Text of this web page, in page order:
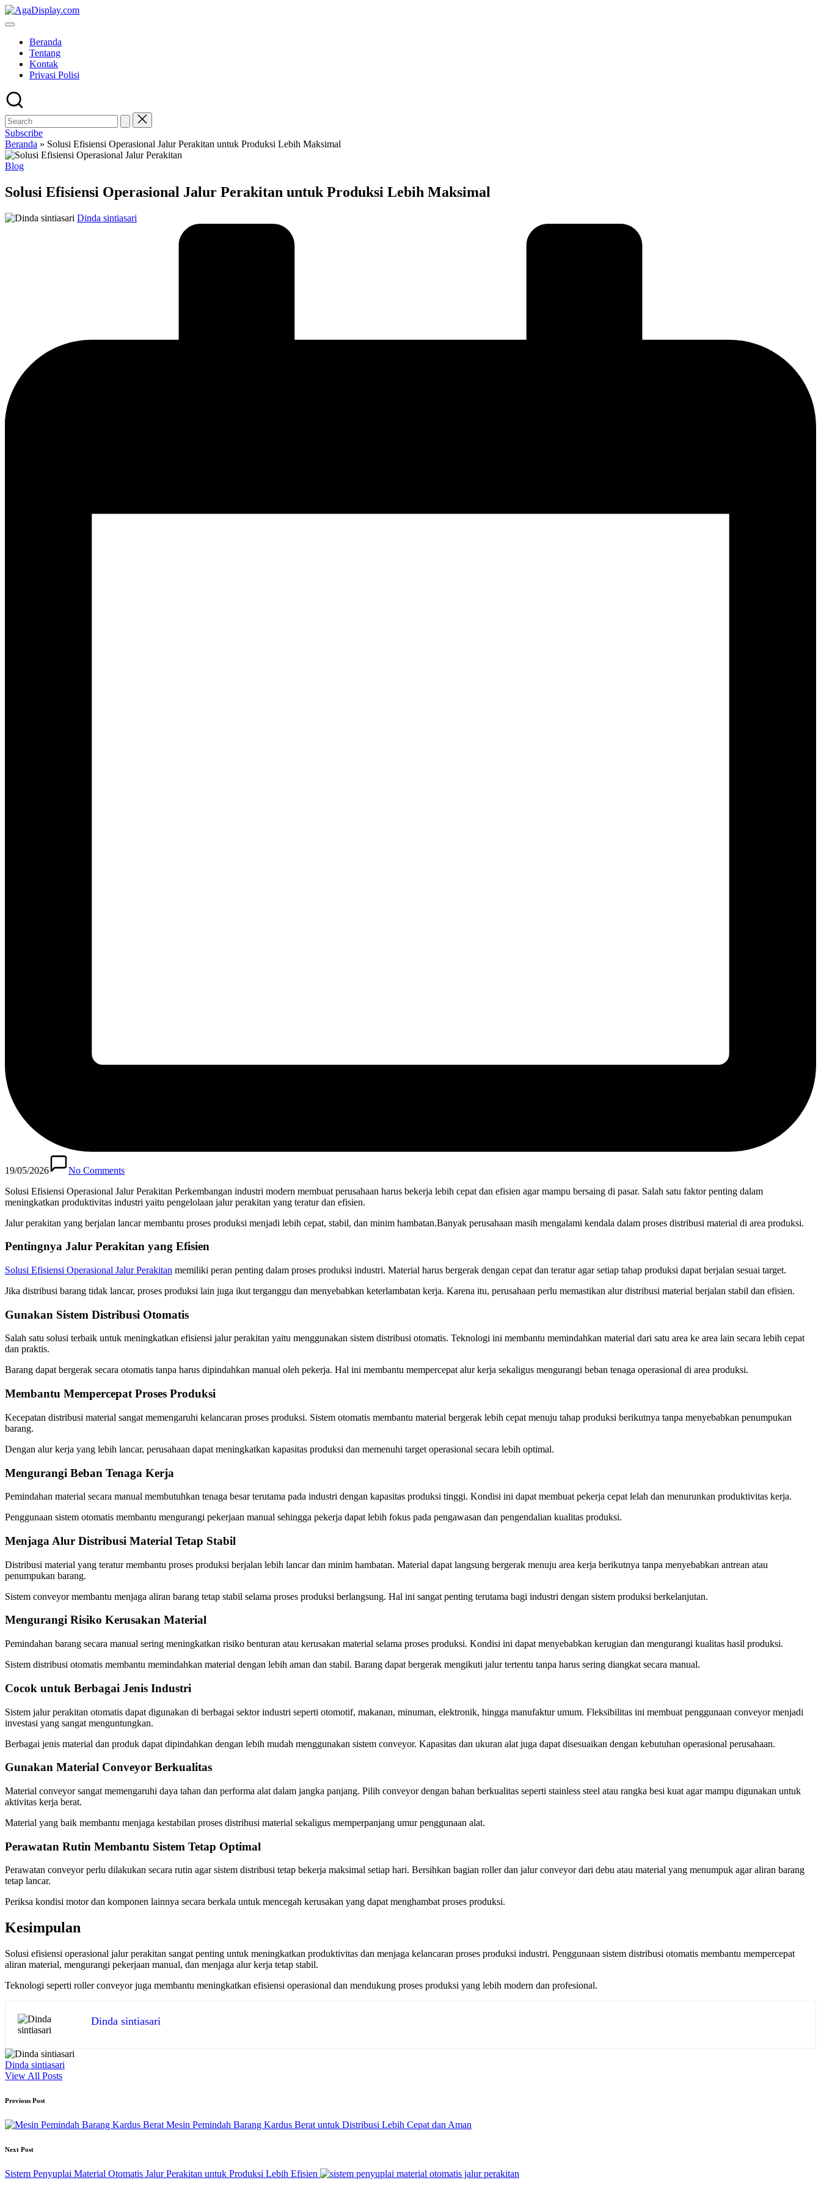
Skip
to
Beranda
Tentang
Kontak
Privasi Polisi
Subscribe
Beranda » Solusi Efisiensi Operasional Jalur Perakitan untuk Produksi Lebih Maksimal
Posted
Blog
Solusi Efisiensi Operasional Jalur Perakitan untuk Produksi Lebih Maksimal
Posted
Dinda sintiasari
19/05/2026
No Comments
Solusi Efisiensi Operasional Jalur Perakitan Perkembangan industri modern membuat perusahaan harus bekerja lebih cepat dan efisien agar mampu bersaing di pasar. Salah satu faktor penting dalam
meningkatkan produktivitas industri yaitu pengelolaan jalur perakitan yang teratur dan efisien.
Jalur perakitan yang berjalan lancar membantu proses produksi menjadi lebih cepat, stabil, dan minim hambatan.Banyak perusahaan masih mengalami kendala dalam proses distribusi material di area produksi.
Pentingnya Jalur Perakitan yang Efisien
Solusi Efisiensi Operasional Jalur Perakitan memiliki peran penting dalam proses produksi industri. Material harus bergerak dengan cepat dan teratur agar setiap tahap produksi dapat berjalan sesuai target.
Jika distribusi barang tidak lancar, proses produksi lain juga ikut terganggu dan menyebabkan keterlambatan kerja. Karena itu, perusahaan perlu memastikan alur distribusi material berjalan stabil dan efisien.
Gunakan Sistem Distribusi Otomatis
Salah satu solusi terbaik untuk meningkatkan efisiensi jalur perakitan yaitu menggunakan sistem distribusi otomatis. Teknologi ini membantu memindahkan material dari satu area ke area lain secara lebih cepat
dan praktis.
Barang dapat bergerak secara otomatis tanpa harus dipindahkan manual oleh pekerja. Hal ini membantu mempercepat alur kerja sekaligus mengurangi beban tenaga operasional di area produksi.
Membantu Mempercepat Proses Produksi
Kecepatan distribusi material sangat memengaruhi kelancaran proses produksi. Sistem otomatis membantu material bergerak lebih cepat menuju tahap produksi berikutnya tanpa menyebabkan penumpukan
barang.
Dengan alur kerja yang lebih lancar, perusahaan dapat meningkatkan kapasitas produksi dan memenuhi target operasional secara lebih optimal.
Mengurangi Beban Tenaga Kerja
Pemindahan material secara manual membutuhkan tenaga besar terutama pada industri dengan kapasitas produksi tinggi. Kondisi ini dapat membuat pekerja cepat lelah dan menurunkan produktivitas kerja.
Penggunaan sistem otomatis membantu mengurangi pekerjaan manual sehingga pekerja dapat lebih fokus pada pengawasan dan pengendalian kualitas produksi.
Menjaga Alur Distribusi Material Tetap Stabil
Distribusi material yang teratur membantu proses produksi berjalan lebih lancar dan minim hambatan. Material dapat langsung bergerak menuju area kerja berikutnya tanpa menyebabkan antrean atau
penumpukan barang.
Sistem conveyor membantu menjaga aliran barang tetap stabil selama proses produksi berlangsung. Hal ini sangat penting terutama bagi industri dengan sistem produksi berkelanjutan.
Mengurangi Risiko Kerusakan Material
Pemindahan barang secara manual sering meningkatkan risiko benturan atau kerusakan material selama proses produksi. Kondisi ini dapat menyebabkan kerugian dan mengurangi kualitas hasil produksi.
Sistem distribusi otomatis membantu memindahkan material dengan lebih aman dan stabil. Barang dapat bergerak mengikuti jalur tertentu tanpa harus sering diangkat secara manual.
Cocok untuk Berbagai Jenis Industri
Sistem jalur perakitan otomatis dapat digunakan di berbagai sektor industri seperti otomotif, makanan, minuman, elektronik, hingga manufaktur umum. Fleksibilitas ini membuat penggunaan conveyor menjadi
investasi yang sangat menguntungkan.
Berbagai jenis material dan produk dapat dipindahkan dengan lebih mudah menggunakan sistem conveyor. Kapasitas dan ukuran alat juga dapat disesuaikan dengan kebutuhan operasional perusahaan.
Gunakan Material Conveyor Berkualitas
Material conveyor sangat memengaruhi daya tahan dan performa alat dalam jangka panjang. Pilih conveyor dengan bahan berkualitas seperti stainless steel atau rangka besi kuat agar mampu digunakan untuk
aktivitas kerja berat.
Material yang baik membantu menjaga kestabilan proses distribusi material sekaligus memperpanjang umur penggunaan alat.
Perawatan Rutin Membantu Sistem Tetap Optimal
Perawatan conveyor perlu dilakukan secara rutin agar sistem distribusi tetap bekerja maksimal setiap hari. Bersihkan bagian roller dan jalur conveyor dari debu atau material yang menumpuk agar aliran barang
tetap lancar.
Periksa kondisi motor dan komponen lainnya secara berkala untuk mencegah kerusakan yang dapat menghambat proses produksi.
Kesimpulan
Solusi efisiensi operasional jalur perakitan sangat penting untuk meningkatkan produktivitas dan menjaga kelancaran proses produksi industri. Penggunaan sistem distribusi otomatis membantu mempercepat
aliran material, mengurangi pekerjaan manual, dan menjaga alur kerja tetap stabil.
Teknologi seperti roller conveyor juga membantu meningkatkan efisiensi operasional dan mendukung proses produksi yang lebih modern dan profesional.
Dinda sintiasari
Dinda sintiasari
View All Posts
Post
navigation
Previous Post
Mesin Pemindah Barang Kardus Berat untuk Distribusi Lebih Cepat dan Aman
Next Post
Sistem Penyuplai Material Otomatis Jalur Perakitan untuk Produksi Lebih Efisien